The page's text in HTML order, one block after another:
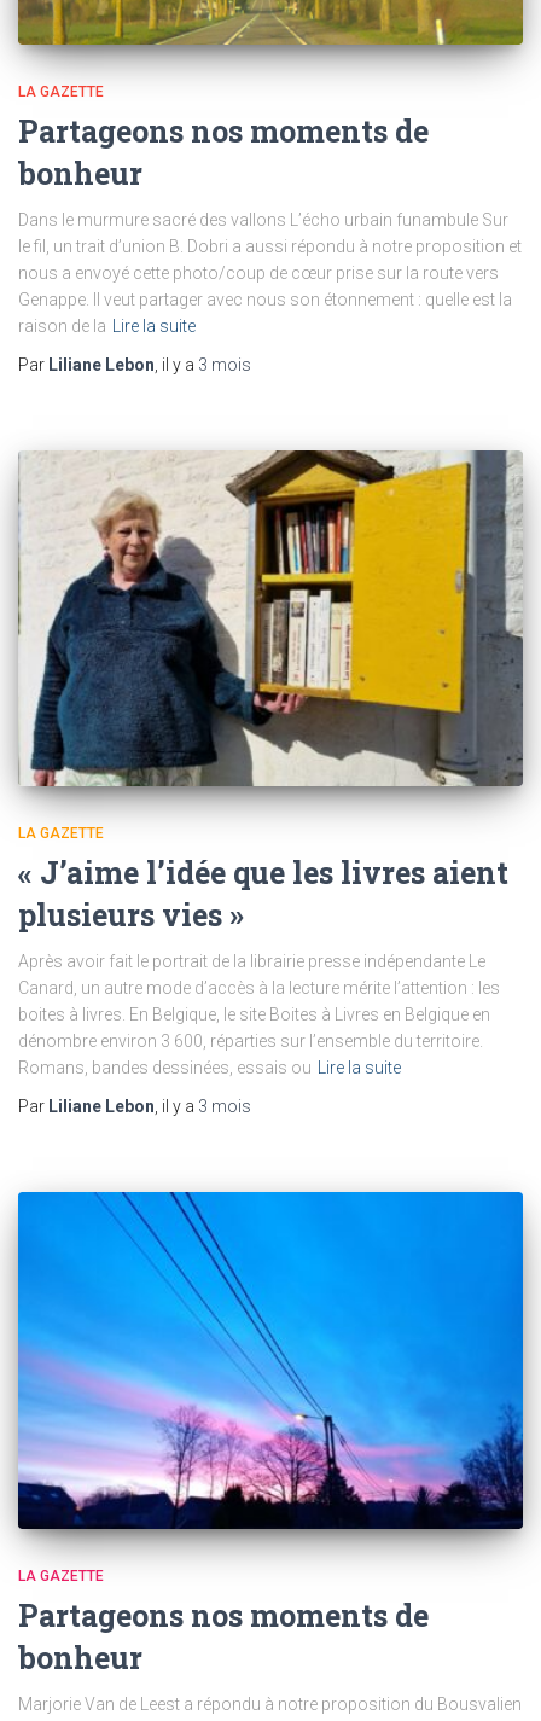
LA GAZETTE
Partageons nos moments de
bonheur
Dans le murmure sacré des vallons L’écho urbain funambule Sur
le fil, un trait d’union B. Dobri a aussi répondu à notre proposition et
nous a envoyé cette photo/coup de cœur prise sur la route vers
Genappe. Il veut partager avec nous son étonnement : quelle est la
raison de la Lire la suite
Par Liliane Lebon , il y a 3 mois
LA GAZETTE
« J’aime l’idée que les livres aient
plusieurs vies »
Après avoir fait le portrait de la librairie presse indépendante Le
Canard, un autre mode d’accès à la lecture mérite l’attention : les
boites à livres. En Belgique, le site Boites à Livres en Belgique en
dénombre environ 3 600, réparties sur l’ensemble du territoire.
Romans, bandes dessinées, essais ou
Lire la suite
Par Liliane Lebon , il y a 3 mois
LA GAZETTE
Partageons nos moments de
bonheur
Marjorie Van de Leest a répondu à notre proposition du Bousvalien